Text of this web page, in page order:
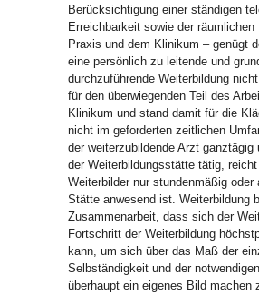
Berücksichtigung einer ständigen
Erreichbarkeit sowie der
Praxis und dem Klinikum – genügt
eine persönlich zu leitende und
durchzuführende Weiterbildung
für den überwiegenden Teil des
Klinikum und stand damit für die
nicht im geforderten zeitlichen
der weiterzubildende Arzt ganztägig
der Weiterbildungsstätte tätig,
Weiterbilder nur stundenmäßig oder
Stätte anwesend ist. Weiterbildung
Zusammenarbeit, dass sich der
Fortschritt der Weiterbildung
kann, um sich über das Maß der
Selbständigkeit und der
überhaupt ein eigenes Bild machen